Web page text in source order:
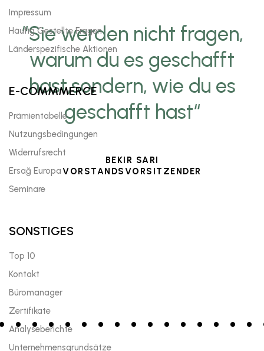
“Sie werden nicht fragen,
warum du es geschafft
hast,sondern, wie du es
geschafft hast“
BEKIR SARI
VORSTANDSVORSITZENDER
Impressum
Häufig Gestellte Fragen
Länderspezifische Aktionen
E-COMMMERCE
Prämientabelle
Nutzungsbedingungen
Widerrufsrecht
Ersağ Europa
Seminare
SONSTIGES
Top 10
Kontakt
Büromanager
Zertifikate
Analyseberichte
Unternehmensgrundsätze